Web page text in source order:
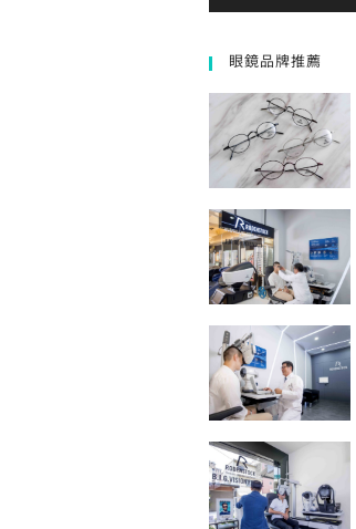
眼鏡品牌推薦